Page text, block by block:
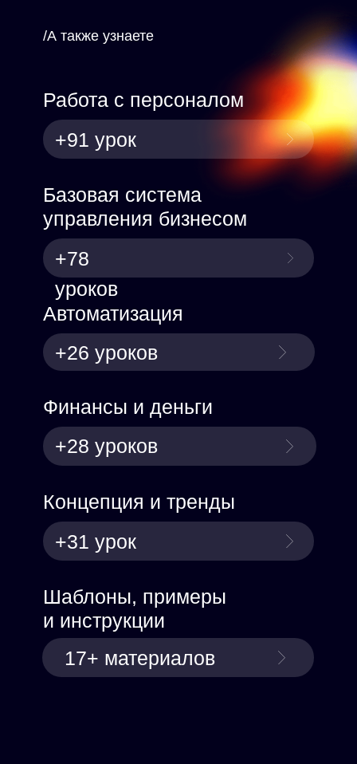
Работа с персоналом
Базовая система
управления бизнесом
/А также узнаете
Автоматизация
17+ материалов
Финансы и деньги
Концепция и тренды
Шаблоны, примеры
и инструкции
+78
уроков
+26 уроков
+91 урок
+28 уроков
+31 урок